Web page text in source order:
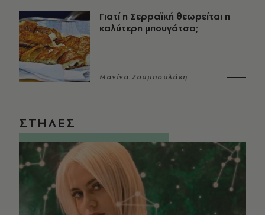
Γιατί η Σερραϊκή θεωρείται η
καλύτερη μπουγάτσα;
Μανίνα Ζουμπουλάκη
ΣΤΗΛΕΣ